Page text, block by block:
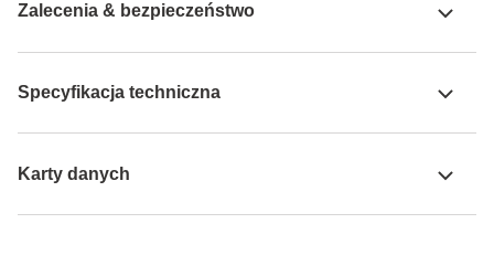
Zalecenia & bezpieczeństwo
Specyfikacja techniczna
Karty danych